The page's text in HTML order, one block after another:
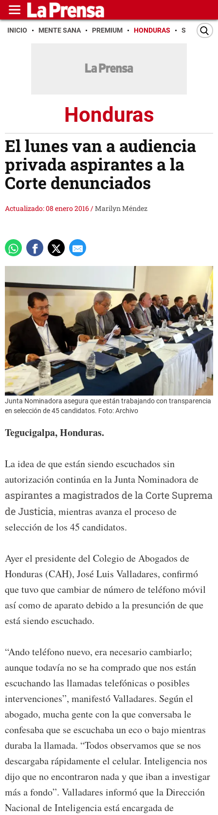
INICIO MENTE SANA PREMIUM HONDURAS SAN PEDRO
Honduras
El lunes van a audiencia
privada aspirantes a la
Corte denunciados
Actualizado: 08 enero 2016/Marilyn Méndez
Junta Nominadora asegura que están trabajando con transparencia
en selección de 45 candidatos. Foto: Archivo
Tegucigalpa, Honduras.
La idea de que están siendo escuchados sin
autorización continúa en la Junta Nominadora de
aspirantes a magistrados de la Corte Suprema
de Justicia, mientras avanza el proceso de
selección de los 45 candidatos.
Ayer el presidente del Colegio de Abogados de
Honduras (CAH), José Luis Valladares, confirmó
que tuvo que cambiar de número de teléfono móvil
así como de aparato debido a la presunción de que
está siendo escuchado.
“Ando teléfono nuevo, era necesario cambiarlo;
aunque todavía no se ha comprado que nos están
escuchando las llamadas telefónicas o posibles
intervenciones”, manifestó Valladares. Según el
abogado, mucha gente con la que conversaba le
confesaba que se escuchaba un eco o bajo mientras
duraba la llamada. “Todos observamos que se nos
descargaba rápidamente el celular. Inteligencia nos
dijo que no encontraron nada y que iban a investigar
más a fondo”. Valladares informó que la Dirección
Nacional de Inteligencia está encargada de